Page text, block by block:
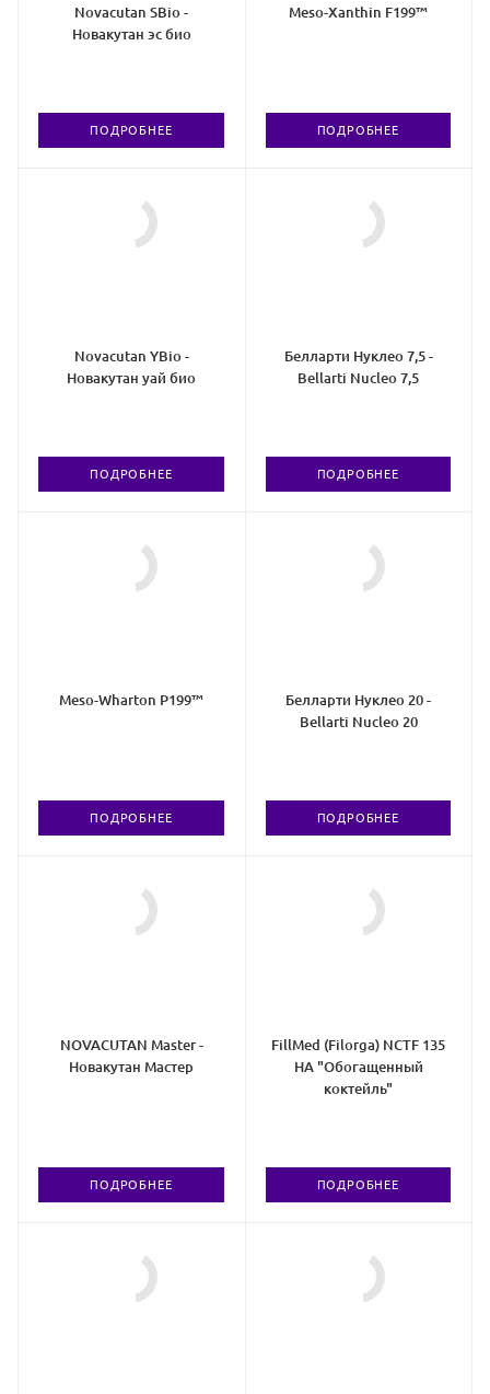
Novacutan SBio -
Новакутан эс био
ПОДРОБНЕЕ
Meso-Xanthin F199™
ПОДРОБНЕЕ
Novacutan YBio -
Новакутан уай био
ПОДРОБНЕЕ
Белларти Нуклео 7,5 -
Bellarti Nucleo 7,5
ПОДРОБНЕЕ
Meso-Wharton P199™
ПОДРОБНЕЕ
Белларти Нуклео 20 -
Bellarti Nucleo 20
ПОДРОБНЕЕ
NOVACUTAN Master -
Новакутан Мастер
ПОДРОБНЕЕ
FillMed (Filorga) NCTF 135
HA "Обогащенный
коктейль"
ПОДРОБНЕЕ